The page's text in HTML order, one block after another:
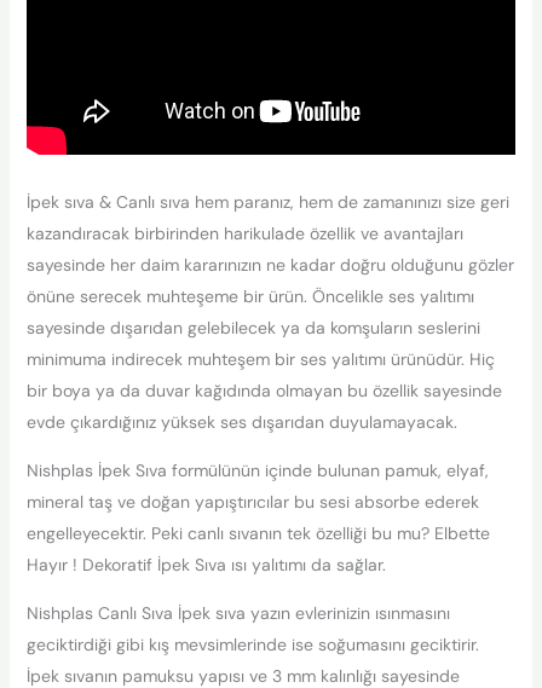
İpek sıva & Canlı sıva hem paranız, hem de zamanınızı size geri
kazandıracak birbirinden harikulade özellik ve avantajları
sayesinde her daim kararınızın ne kadar doğru olduğunu gözler
önüne serecek muhteşeme bir ürün. Öncelikle ses yalıtımı
sayesinde dışarıdan gelebilecek ya da komşuların seslerini
minimuma indirecek muhteşem bir ses yalıtımı ürünüdür. Hiç
bir boya ya da duvar kağıdında olmayan bu özellik sayesinde
evde çıkardığınız yüksek ses dışarıdan duyulamayacak.
Nishplas İpek Sıva formülünün içinde bulunan pamuk, elyaf,
mineral taş ve doğan yapıştırıcılar bu sesi absorbe ederek
engelleyecektir. Peki canlı sıvanın tek özelliği bu mu? Elbette
Hayır ! Dekoratif İpek Sıva ısı yalıtımı da sağlar.
Nishplas Canlı Sıva İpek sıva yazın evlerinizin ısınmasını
geciktirdiği gibi kış mevsimlerinde ise soğumasını geciktirir.
İpek sıvanın pamuksu yapısı ve 3 mm kalınlığı sayesinde